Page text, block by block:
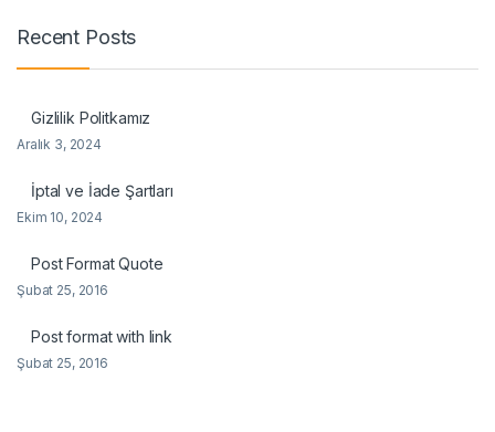
Recent Posts
Gizlilik Politkamız
Aralık 3, 2024
İptal ve İade Şartları
Ekim 10, 2024
Post Format Quote
Şubat 25, 2016
Post format with link
Şubat 25, 2016